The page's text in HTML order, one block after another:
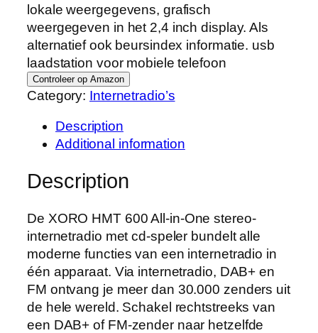
lokale weergegevens, grafisch
weergegeven in het 2,4 inch display. Als
alternatief ook beursindex informatie. usb
laadstation voor mobiele telefoon
Controleer op Amazon
Category: Internetradio’s
Description
Additional information
Description
De XORO HMT 600 All-in-One stereo-
internetradio met cd-speler bundelt alle
moderne functies van een internetradio in
één apparaat. Via internetradio, DAB+ en
FM ontvang je meer dan 30.000 zenders uit
de hele wereld. Schakel rechtstreeks van
een DAB+ of FM-zender naar hetzelfde